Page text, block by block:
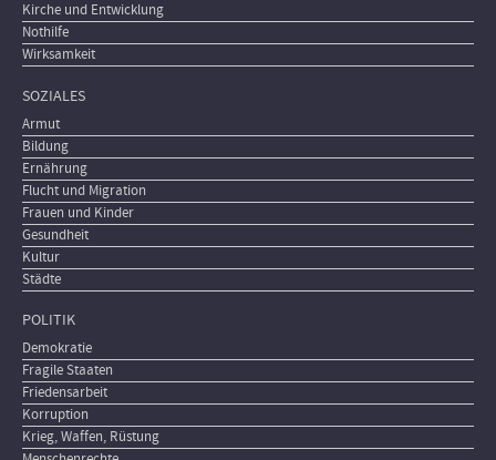
Kirche und Entwicklung
Nothilfe
Wirksamkeit
SOZIALES
Armut
Bildung
Ernährung
Flucht und Migration
Frauen und Kinder
Gesundheit
Kultur
Städte
POLITIK
Demokratie
Fragile Staaten
Friedensarbeit
Korruption
Krieg, Waffen, Rüstung